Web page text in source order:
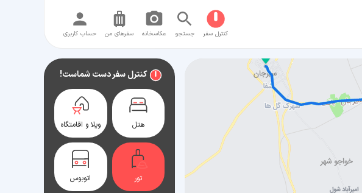
کنترل سفر جستجو عکاسخانه سفر‌های من حساب کاربری
کنترل سفر دست شماست!
هتل ویلا و اقامتگاه
تور اتوبوس